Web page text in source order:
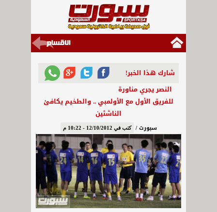
شارك هذا الخبر!
النصر يجري مناورة
للفريق الأول مع الأولمبي .. والطخيم يكافئ
الناشئين
سبورت / كتب في 12/10/2012 - 10:22 م